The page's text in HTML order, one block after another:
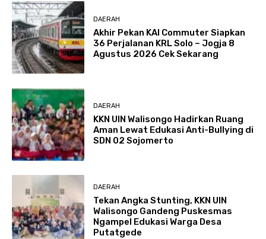
DAERAH
Akhir Pekan KAI Commuter Siapkan
36 Perjalanan KRL Solo – Jogja 8
Agustus 2026 Cek Sekarang
DAERAH
KKN UIN Walisongo Hadirkan Ruang
Aman Lewat Edukasi Anti-Bullying di
SDN 02 Sojomerto
DAERAH
Tekan Angka Stunting, KKN UIN
Walisongo Gandeng Puskesmas
Ngampel Edukasi Warga Desa
Putatgede